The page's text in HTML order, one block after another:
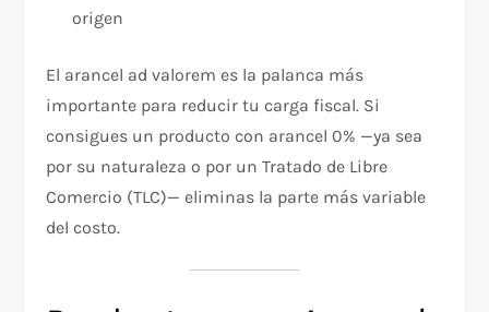
origen
El arancel ad valorem es la palanca más
importante para reducir tu carga fiscal. Si
consigues un producto con arancel 0% —ya sea
por su naturaleza o por un Tratado de Libre
Comercio (TLC)— eliminas la parte más variable
del costo.